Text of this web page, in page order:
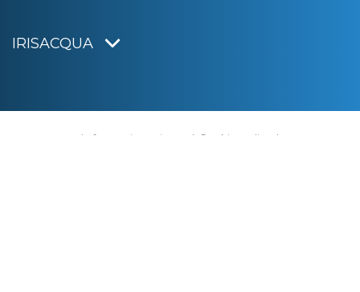
IRISACQUA
Informativa privacy | Cookie policy
|